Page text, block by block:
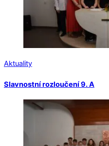
Aktuality
Slavnostní rozloučení 9. A